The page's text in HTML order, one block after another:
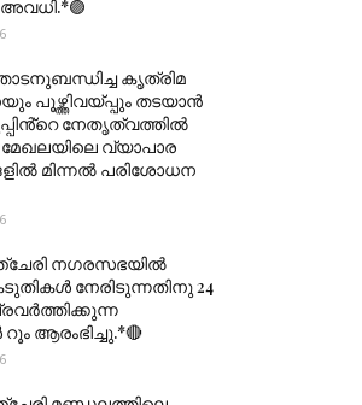
അവധി.*🟣
കൃത്രിമ
പൂഴ്ത്തിവയ്പ്പും തടയാൻ
നേതൃത്വത്തിൽ
വ്യാപാര
മിന്നൽ പരിശോധന
നഗരസഭയിൽ
നേരിടുന്നതിനു 24
ആരംഭിച്ചു.*🔴